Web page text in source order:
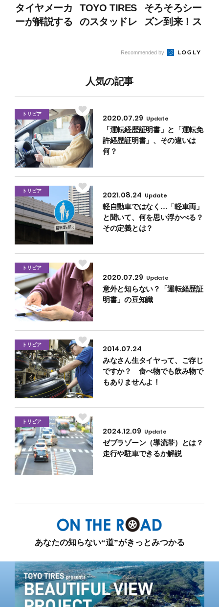
タイヤメーカ
ーが解説する
TOYO TIRES
のスタッドレ
マ」「猫砂」
生んだ？
そろそろシー
ズン到来！ス
イヤを装着前
Recommended by
人気の記事
2020.07.29 Update
「運転経歴証明書」と「運転免
許経歴証明書」、その違いは
何？
トリビア
2021.08.24 Update
軽自動車ではなく…「軽車両」
と聞いて、何を思い浮かべる？
その定義とは？
トリビア
2020.07.29 Update
意外と知らない？「運転経歴証
明書」の豆知識
トリビア
2014.07.24
みなさん生タイヤって、ご存じ
ですか？ 食べ物でも飲み物で
もありませんよ！
トリビア
2024.12.09 Update
ゼブラゾーン（導流帯）とは？
走行や駐車できるか解説
トリビア
あなたの知らない“道”がきっとみつかる